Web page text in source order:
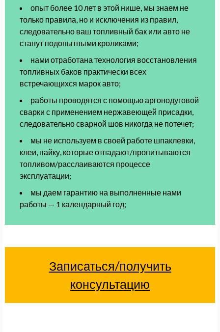
опыт более 10 лет в этой нише, мы знаем не
только правила, но и исключения из правил,
следовательно ваш топливный бак или авто не
станут подопытными кроликами;
нами отработана технология восстановления
топливных баков практически всех
встречающихся марок авто;
работы проводятся с помощью аргонодуговой
сварки с применением нержавеющей присадки,
следовательно сварной шов никогда не потечет;
мы не используем в своей работе шпаклевки,
клеи, пайку, которые отпадают/пропитываются
топливом/расслаиваются процессе
эксплуатации;
мы даем гарантию на выполненные нами
работы — 1 календарный год;
Записаться/получить
консультацию